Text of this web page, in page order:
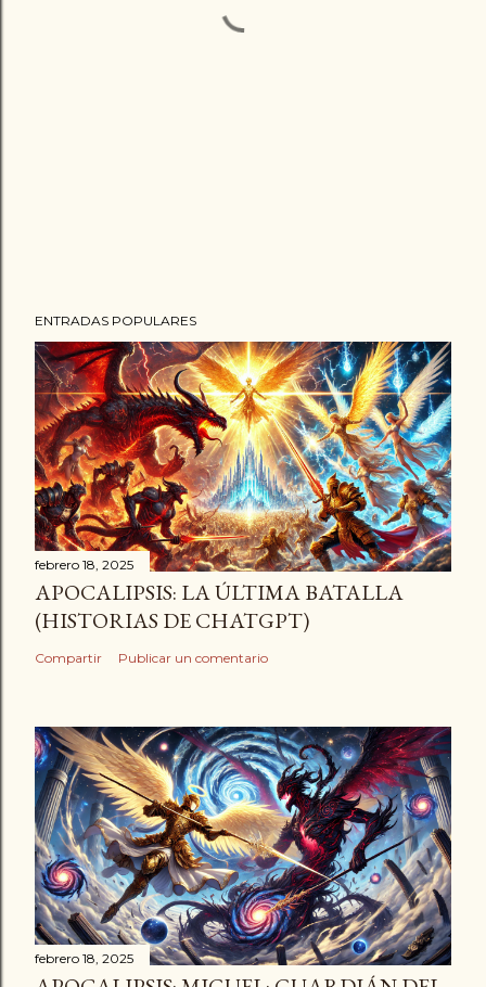
ENTRADAS POPULARES
febrero 18, 2025
APOCALIPSIS: LA ÚLTIMA BATALLA
(HISTORIAS DE CHATGPT)
Compartir Publicar un comentario
febrero 18, 2025